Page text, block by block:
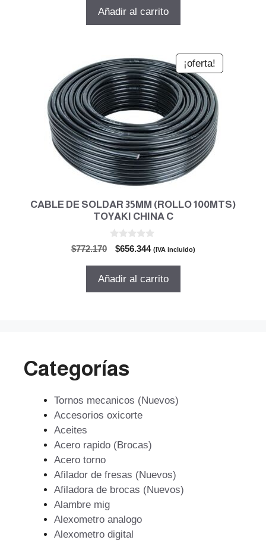
original
actual
Añadir al carrito
¡oferta!
CABLE DE SOLDAR 35MM (ROLLO 100MTS)
TOYAKI CHINA C
$772.170
El
original
$656.344El
actual
(IVA incluido)
Añadir al carrito
Categorías
Tornos mecanicos (Nuevos)
Accesorios oxicorte
Aceites
Acero rapido (Brocas)
Acero torno
Afilador de fresas (Nuevos)
Afiladora de brocas (Nuevos)
Alambre mig
Alexometro analogo
Alexometro digital